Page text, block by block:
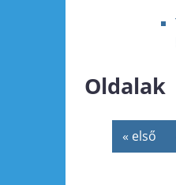
Oldalak
« első